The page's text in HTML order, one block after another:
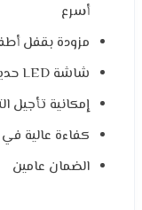
أسرع
مزودة بقفل
شاشة LED حديثة وسهلة الاستخدام باللمس
إمكانية
كفاءة عالية في
الضمان عامين